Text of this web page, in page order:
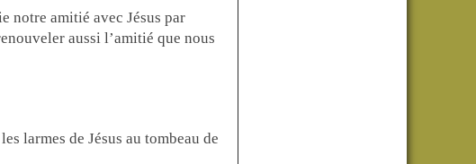
notre amitié avec Jésus par
aussi l’amitié que nous
larmes de Jésus au tombeau de